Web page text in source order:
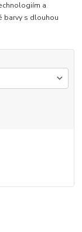
a
barvy s dlouhou